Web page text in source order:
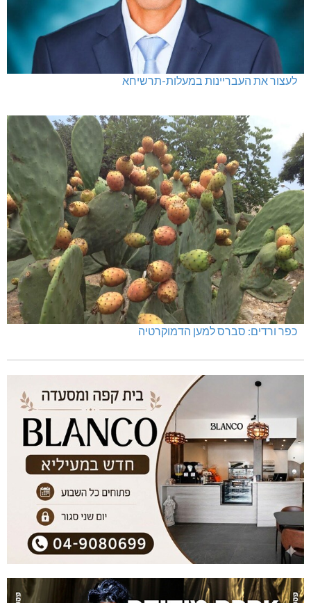
לעצור את העבריינות במעלות-תרשיחא
כפר ורדים: סברס למען הדמוקרטיה